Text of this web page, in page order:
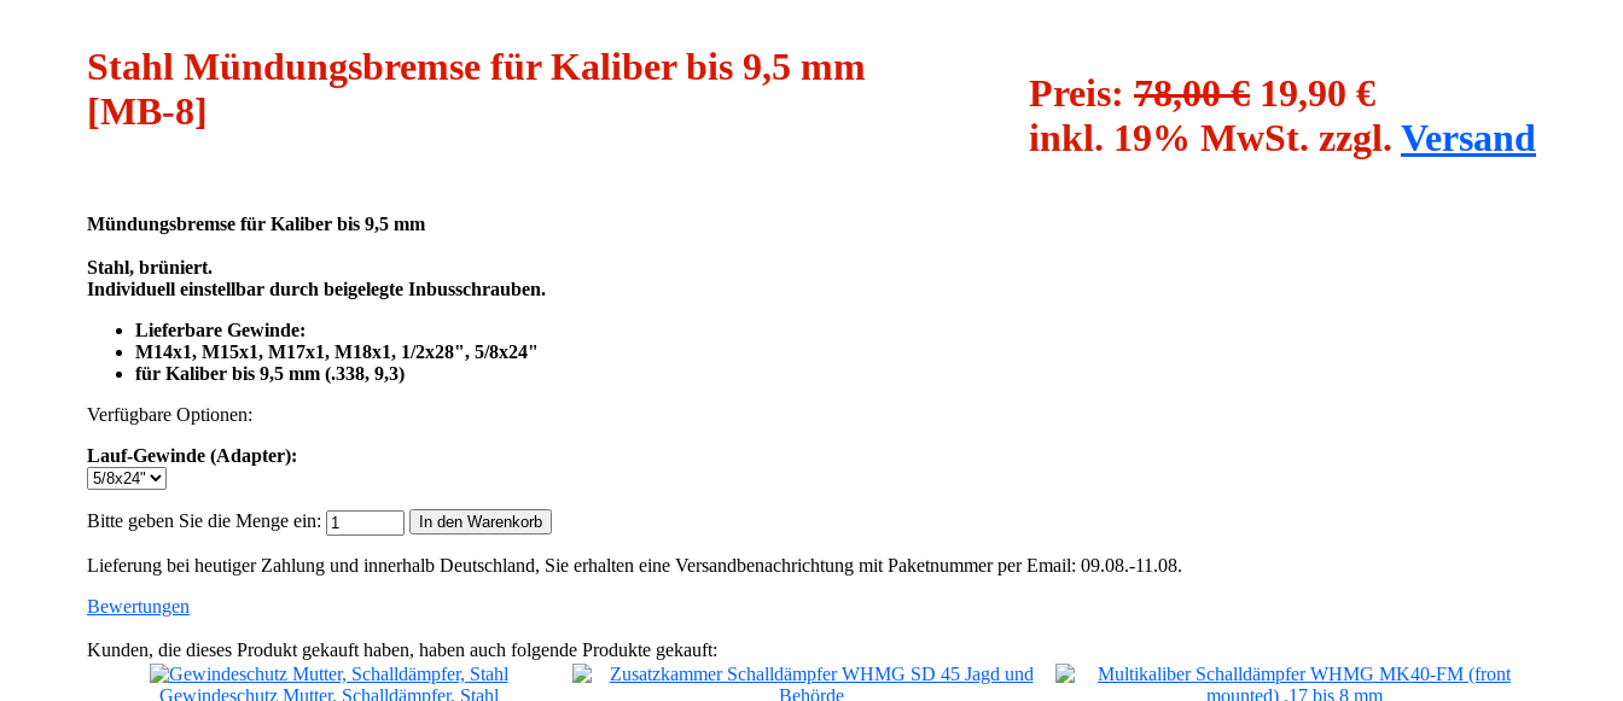
Preis: 78,00 € 19,90 €
inkl. 19% MwSt. zzgl. Versand
Stahl Mündungsbremse für Kaliber bis 9,5 mm
[MB-8]
Mündungsbremse für Kaliber bis 9,5 mm
Stahl, brüniert.
Individuell einstellbar durch beigelegte Inbusschrauben.
Lieferbare Gewinde:
M14x1, M15x1, M17x1, M18x1, 1/2x28", 5/8x24"
für Kaliber bis 9,5 mm (.338, 9,3)
Verfügbare Optionen:
Lauf-Gewinde (Adapter):
Bitte geben Sie die Menge ein: In den Warenkorb
Lieferung bei heutiger Zahlung und innerhalb Deutschland, Sie erhalten eine Versandbenachrichtung mit Paketnummer per Email: 09.08.-11.08.
Bewertungen
Kunden, die dieses Produkt gekauft haben, haben auch folgende Produkte gekauft:
Gewindeschutz Mutter, Schalldämpfer, Stahl